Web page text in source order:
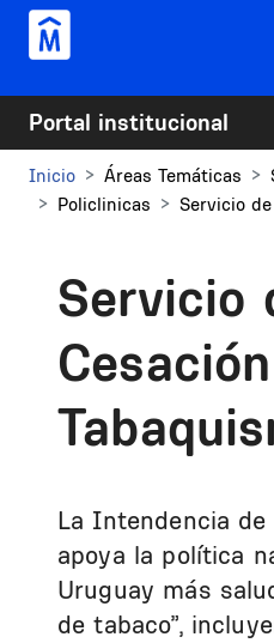
Pasar al contenido principal
Portal institucional
Inicio Áreas Temáticas
Policlinicas
Servicio
Servicio
La Intendencia
apoya la política
Uruguay más
de tabaco”,